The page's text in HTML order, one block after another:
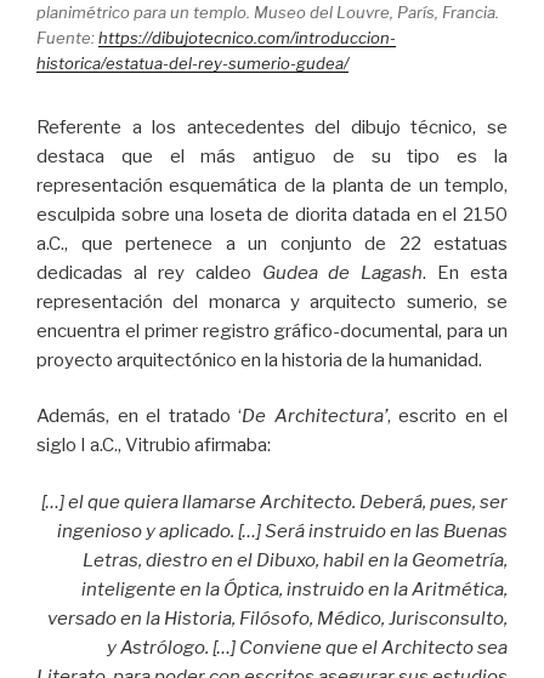
planimétrico para un templo. Museo del Louvre, París, Francia.
Fuente:https://dibujotecnico.com/introduccion-
historica/estatua-del-rey-sumerio-gudea/
Referente a los antecedentes del dibujo técnico, se
destaca que el más antiguo de su tipo es la
representación esquemática de la planta de un templo,
esculpida sobre una loseta de diorita datada en el 2150
a.C., que pertenece a un conjunto de 22 estatuas
dedicadas al rey caldeo Gudea de Lagash. En esta
representación del monarca y arquitecto sumerio, se
encuentra el primer registro gráfico-documental, para un
proyecto arquitectónico en la historia de la humanidad.
Además, en el tratado ‘De Architectura’, escrito en el
siglo I a.C., Vitrubio afirmaba:
[…] el que quiera llamarse Architecto. Deberá, pues, ser
ingenioso y aplicado. […] Será instruido en las Buenas
Letras, diestro en el Dibuxo, habil en la Geometría,
inteligente en la Óptica, instruido en la Aritmética,
versado en la Historia, Filósofo, Médico, Jurisconsulto,
y Astrólogo. […] Conviene que el Architecto sea